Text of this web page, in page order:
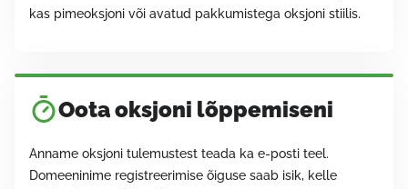
kas pimeoksjoni või avatud pakkumistega oksjoni stiilis.
Oota oksjoni lõppemiseni
Anname oksjoni tulemustest teada ka e-posti teel.
Domeeninime registreerimise õiguse saab isik, kelle